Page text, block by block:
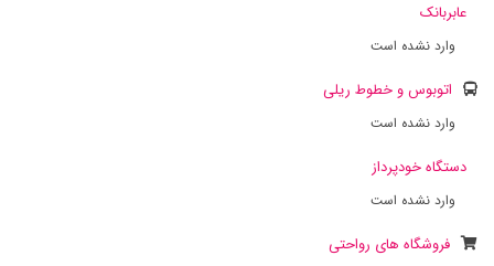
عابربانک
وارد نشده است
اتوبوس و خطوط ریلی
وارد نشده است
دستگاه خودپرداز
وارد نشده است
فروشگاه های رواحتی